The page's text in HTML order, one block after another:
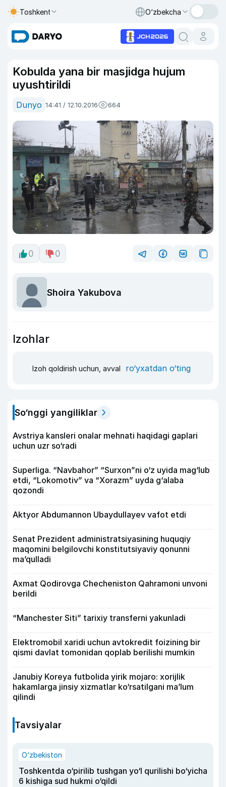
Toshkent O‘zbekcha
Kobulda yana bir masjidga hujum
uyushtirildi
Dunyo 14:41 / 12.10.2016 664
0 0
Shoira Yakubova
Izohlar
Izoh qoldirish uchun, avval ro‘yxatdan o‘ting
So‘nggi yangiliklar
Avstriya kansleri onalar mehnati haqidagi gaplari
uchun uzr so‘radi
Superliga. “Navbahor” “Surxon”ni o‘z uyida mag‘lub
etdi, “Lokomotiv” va “Xorazm” uyda g‘alaba
qozondi
Aktyor Abdu­mannon Ubaydullayev vafot etdi
Senat Prezident administratsiyasining huquqiy
maqomini belgilovchi konstitutsiyaviy qonunni
ma’qulladi
Axmat Qodirovga Checheniston Qahramoni unvoni
berildi
“Manchester Siti” tarixiy transferni yakunladi
Elektromobil xaridi uchun avtokredit foizining bir
qismi davlat tomonidan qoplab berilishi mumkin
Janubiy Koreya futbolida yirik mojaro: xorijlik
hakamlarga jinsiy xizmatlar ko‘rsatilgani ma’lum
qilindi
Tavsiyalar
O‘zbekiston
Toshkentda o‘pirilib tushgan yo‘l qurilishi bo‘yicha
6 kishiga sud hukmi o‘qildi